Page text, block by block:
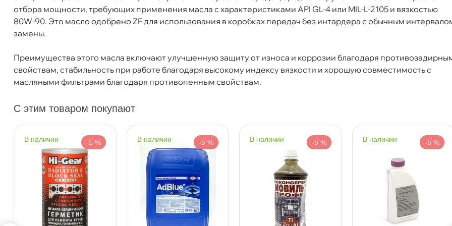
отбора мощности, требующих применения масла с характеристиками API GL-4 или MIL-L-2105 и вязкостью
80W-90. Это масло одобрено ZF для использования в коробках передач без интардера с обычным
замены.
Преимущества этого масла включают улучшенную защиту от износа и коррозии благодаря
свойствам, стабильность при работе благодаря высокому индексу вязкости и хорошую совместимость с
масляными фильтрами благодаря противопенным свойствам.
Тип масла
Минеральное
Спецификации
API GL-4
Объем
Применение
Трансмиссионное
С этим товаром покупают
наличии -5 % наличии -5 % наличии -5 % наличии -5 %
Самовывоз Сегодня
Пн-Пт09.30 - 19.00Сб-Вс
Сегодня, бесплатно
Богатырский пр. 12
Пн–Вс10:00 – 21:00
Сегодня, бесплатно
н. Обводного канала 115
Пн–Вс10:00 – 21:00